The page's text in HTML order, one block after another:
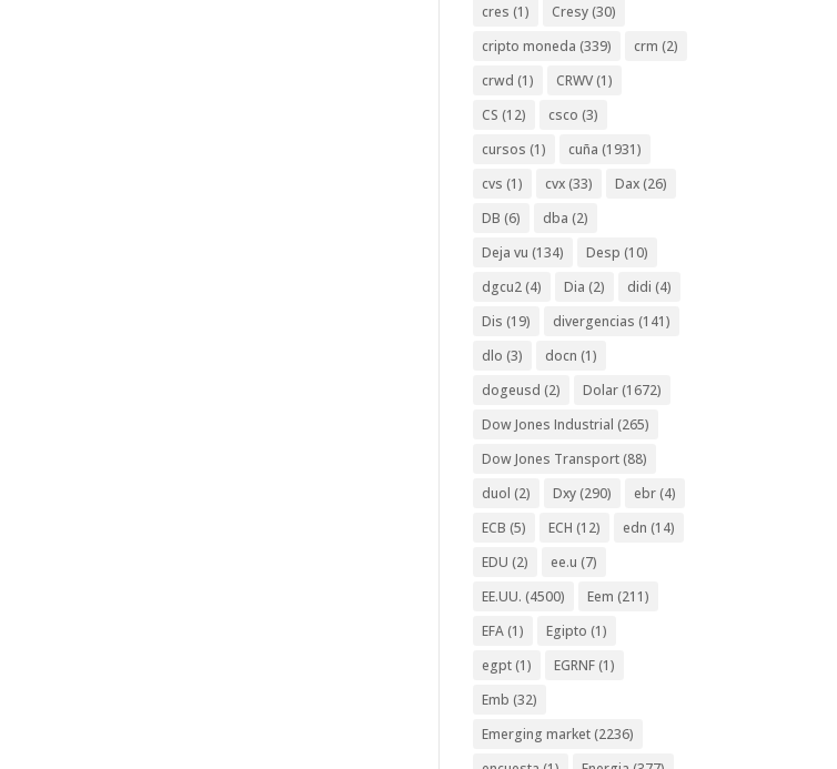
cres (1) Cresy (30)
cripto moneda (339) crm (2)
crwd (1) CRWV (1)
CS (12) csco (3)
cursos (1) cuña (1931)
cvs (1) cvx (33) Dax (26)
DB (6) dba (2)
Deja vu (134) Desp (10)
dgcu2 (4) Dia (2) didi (4)
Dis (19) divergencias (141)
dlo (3) docn (1)
dogeusd (2) Dolar (1672)
Dow Jones Industrial (265)
Dow Jones Transport (88)
duol (2) Dxy (290) ebr (4)
ECB (5) ECH (12) edn (14)
EDU (2) ee.u (7)
EE.UU. (4500) Eem (211)
EFA (1) Egipto (1)
egpt (1) EGRNF (1)
Emb (32)
Emerging market (2236)